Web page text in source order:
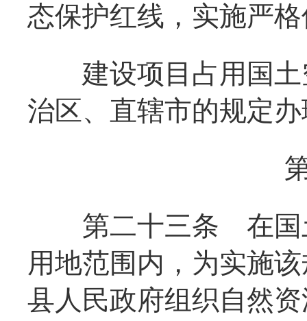
态保护红线，实施严
建设项目占用国土
治区、直辖市的规定
第二十三条 在国
用地范围内，为实施
县人民政府组织自然